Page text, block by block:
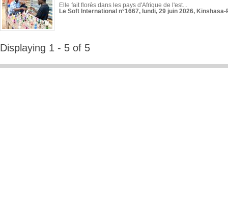
Elle fait florès dans les pays d'Afrique de l'est...
Le Soft International n°1667, lundi, 29 juin 2026,
Displaying 1 - 5 of 5